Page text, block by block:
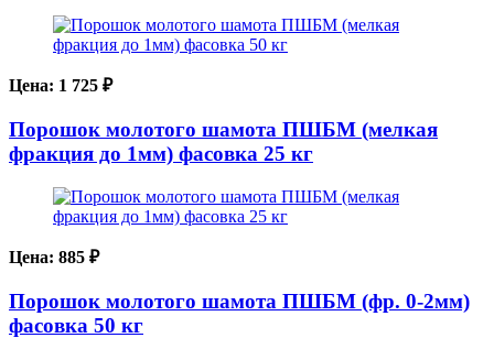
Цена: 1 725 ₽
Порошок молотого шамота ПШБМ (мелкая
фракция до 1мм) фасовка 25 кг
Цена: 885 ₽
Порошок молотого шамота ПШБМ (фр. 0-2мм)
фасовка 50 кг